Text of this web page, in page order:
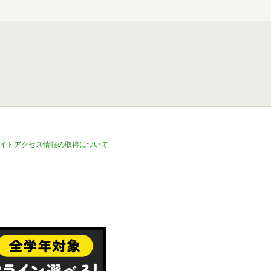
トアクセス情報の取得について